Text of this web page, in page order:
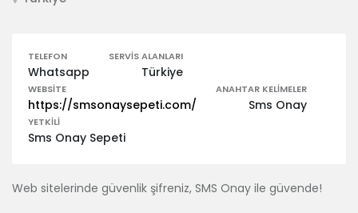
TELEFON
Whatsapp
SERVIS ALANLARI
Türkiye
WEBSITE
https://smsonaysepeti.com/
ANAHTAR KELIMELER
Sms Onay
YETKILI
Sms Onay Sepeti
Web sitelerinde güvenlik şifreniz, SMS Onay ile güvende!